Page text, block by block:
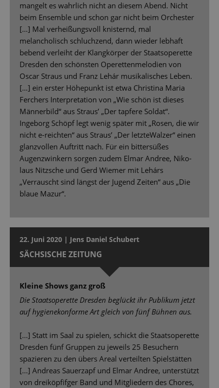
mangelt es wahrlich nicht an diesem Abend. Nicht
beim Ensemble und schon gar nicht beim Orchester
[…] Mal verheißungsvoll knisternd, mal
melancholisch schluchzend, dann wieder lebhaft
bebend verleiht der Klangkörper der Staatsoperette
Dresden den schönsten Operettenmelodien von
Oscar Straus und Franz Lehár musikalisches Leben.
[…] ein erster Höhepunkt ist etwa Christina Maria
Ferchers Interpretation von „Wie schön ist dieses
Männerbild“ aus Straus’ „Der tapfere Soldat“.
Ingeborg Schöpf legt wenig später mit „Rosen, die wir
nicht e-reichten“ aus Straus’ „Der letzteWalzer“ einen
glanzvollen Auftritt nach. Für ein bittersüßes
Augenzwinkern sorgen zudem Elmar Andree, Niko-
laus Nitzsche und Gerd Wiemer mit Lehárs
„Verrauscht sind längst der Jugend Zeiten“ aus „Die
blaue Mazur“.
22. Juni 2020 | Jens Daniel Schubert
SÄCHSISCHE ZEITUNG
Kleine Shows ganz groß
Die Staatsoperette Dresden beglückt ihr Publikum jetzt
auf hygienekonforme Art gleich von fünf Bühnen aus.
[...] Statt im Saal zu spielen, schickt die Staatsoperette
Dresden fünf Gruppen zu jeweils 25 Besuchern
spazieren zu den übers Areal verteilten Spielstätten
[...] Andreas Sauerzapf und Elmar Andree, unterstützt
von dreiköpfifger Band und Mitgliedern des Chores,